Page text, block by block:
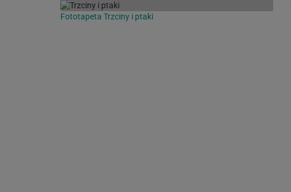
Fototapeta Trzciny i ptaki